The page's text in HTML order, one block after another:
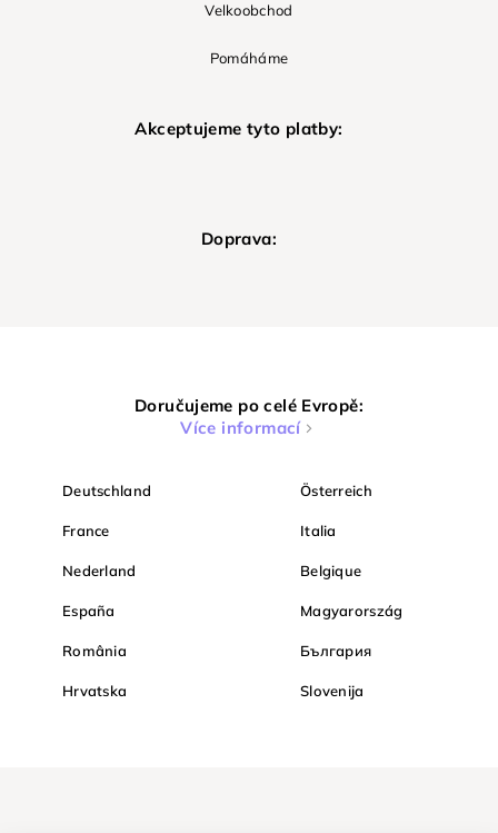
Velkoobchod
Pomáháme
Akceptujeme tyto platby:
Doprava:
Doručujeme po celé Evropě:
Více informací
Deutschland Österreich
France Italia
Nederland Belgique
España Magyarország
România България
Hrvatska Slovenija